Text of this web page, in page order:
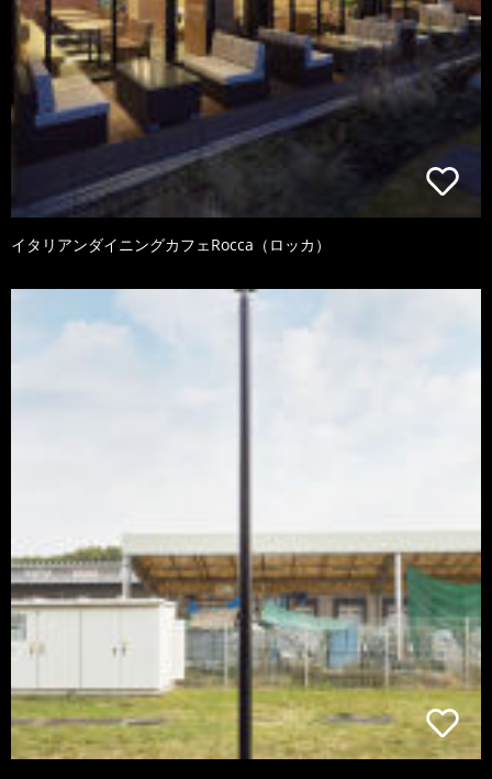
イタリアンダイニングカフェRocca（ロッカ）